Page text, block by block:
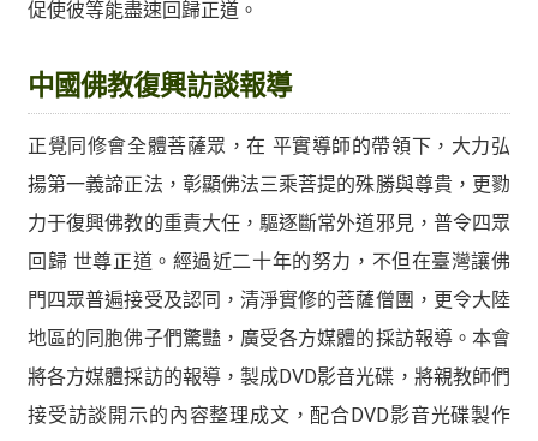
促使彼等能盡速回歸正道。
中國佛教復興訪談報導
正覺同修會全體菩薩眾，在 平實導師的帶領下，大力弘
揚第一義諦正法，彰顯佛法三乘菩提的殊勝與尊貴，更勠
力于復興佛教的重責大任，驅逐斷常外道邪見，普令四眾
回歸 世尊正道。經過近二十年的努力，不但在臺灣讓佛
門四眾普遍接受及認同，清淨實修的菩薩僧團，更令大陸
地區的同胞佛子們驚豔，廣受各方媒體的採訪報導。本會
將各方媒體採訪的報導，製成DVD影音光碟，將親教師們
接受訪談開示的內容整理成文，配合DVD影音光碟製作